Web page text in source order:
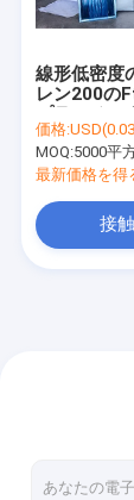
プラス
自己接
放出の
スタッ
線形低密度
レン200の
価格:USD(0.03-
MOQ:5000平方メートル、印
最新価格を得
接触